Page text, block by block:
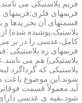
فریم پلاستیکی می نامند.
فریمهای
قسمتهای آن بجز پدها و
پلاستیک،پوشیده شده)
کامل،عدسی را در بر می
فریمهای زه پلاستیکی
پلاستیکی) هم می
پلاستیکی که گرداگرد
شوند.این موضوع باعث
آید.معمولاً قسمت
شود.بقیه ی عدسی